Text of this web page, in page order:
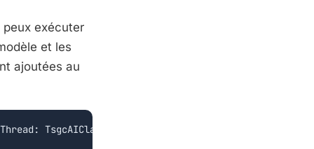
exécuter
et les
ajoutées au
TsgcAIClass_Thread; const aMessage: string);